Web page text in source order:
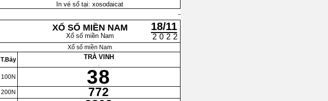
In vé số tại: xosodaicat
XỔ SỐ MIỀN NAM
Xổ số miền Nam
18/11
2022
Xổ số miền Nam
T.Bảy
100N
200N
TRÀ VINH
38
772